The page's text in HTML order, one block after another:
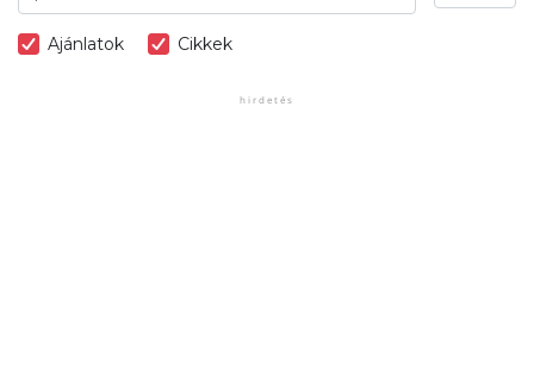
Ajánlatok Cikkek